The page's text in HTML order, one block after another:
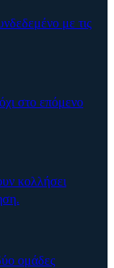
με τις
στο επόμενο
κολλήσει
ομάδες